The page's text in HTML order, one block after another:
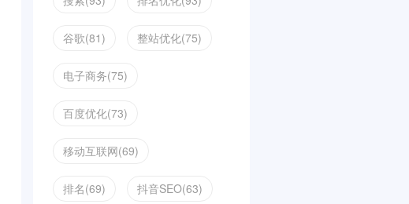
谷歌(81) 整站优化(75)
电子商务(75)
百度优化(73)
移动互联网(69)
排名(69) 抖音SEO(63)